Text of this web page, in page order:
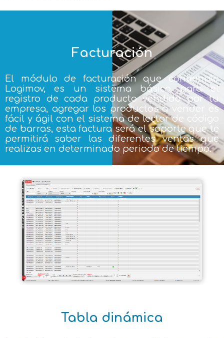
Facturación
El módulo de facturación que contempla
Logimov, es un sistema básico para el
registro de cada producto vendido por tu
empresa, agregar los productos a vender es
fácil y ágil con el sistema de lector de código
de barras, esta factura será el soporte que te
permitirá saber las diferentes ventas que
realizas en determinado periodo de tiempo.
Tabla dinámica